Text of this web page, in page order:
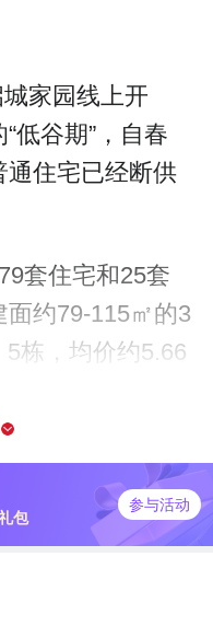
家园线上开
低谷期”，自春
通住宅已经断供
套住宅和25套
约79-115㎡的3
栋，均价约5.66
了268套，虽然
盘打破深圳新房
楼市带来了一丝
包
参与活动